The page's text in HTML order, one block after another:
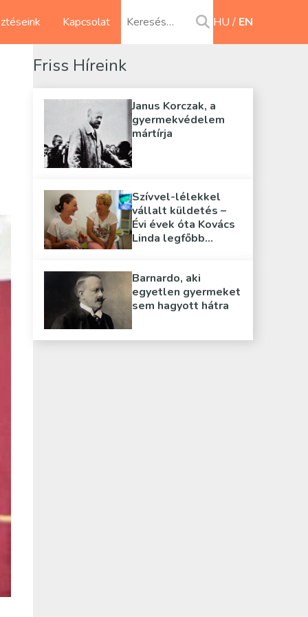
Kapcsolat HU EN
Friss Híreink
Janus Korczak, a
gyermekvédelem
mártírja
Szívvel-lélekkel
vállalt küldetés –
Évi évek óta Kovács
Linda legfőbb
Barnardo, aki
egyetlen gyermeket
sem hagyott hátra